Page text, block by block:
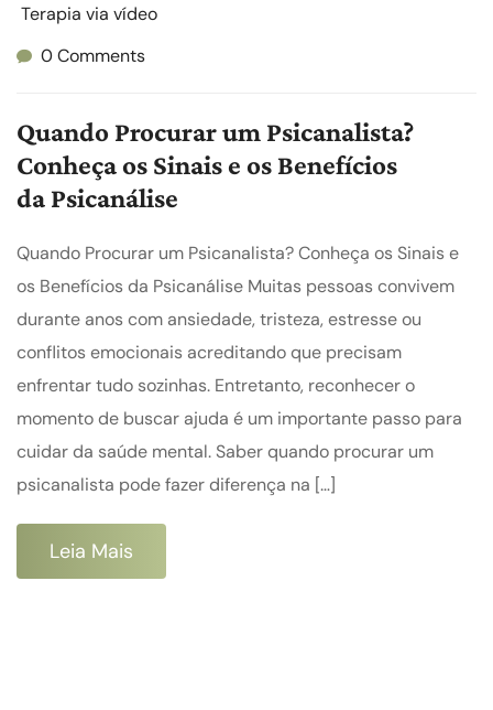
Terapia via vídeo
0 Comments
Quando Procurar um Psicanalista?
Conheça os Sinais e os Benefícios
da Psicanálise
Quando Procurar um Psicanalista? Conheça os Sinais e
os Benefícios da Psicanálise Muitas pessoas convivem
durante anos com ansiedade, tristeza, estresse ou
conflitos emocionais acreditando que precisam
enfrentar tudo sozinhas. Entretanto, reconhecer o
momento de buscar ajuda é um importante passo para
cuidar da saúde mental. Saber quando procurar um
psicanalista pode fazer diferença na […]
Leia Mais